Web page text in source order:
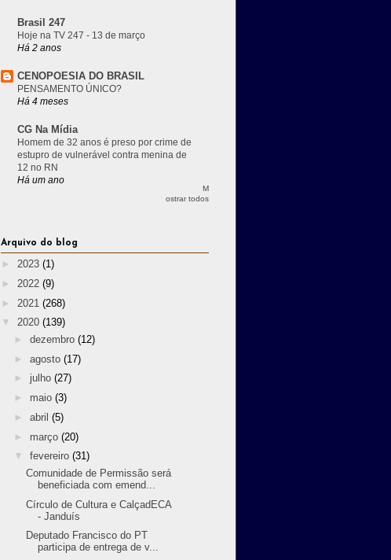
Brasil 247
Hoje na TV 247 - 13 de março
Há 2 anos
CENOPOESIA DO BRASIL
PENSAMENTO ÚNICO?
Há 4 meses
CG Na Mídia
Homem de 32 anos é preso por crime de
estupro de vulnerável contra menina de
12 no RN
Há um ano
M
ostrar todos
Arquivo do blog
► 2023 (1)
► 2022 (9)
► 2021 (268)
▼ 2020 (139)
► dezembro (12)
► agosto (17)
► julho (27)
► maio (3)
► abril (5)
► março (20)
▼ fevereiro (31)
Comunidade de Permissão será
beneficiada com emend...
Círculo de Cultura e CalçadECA
- Janduís
Deputado Francisco do PT
participa de entrega de v...